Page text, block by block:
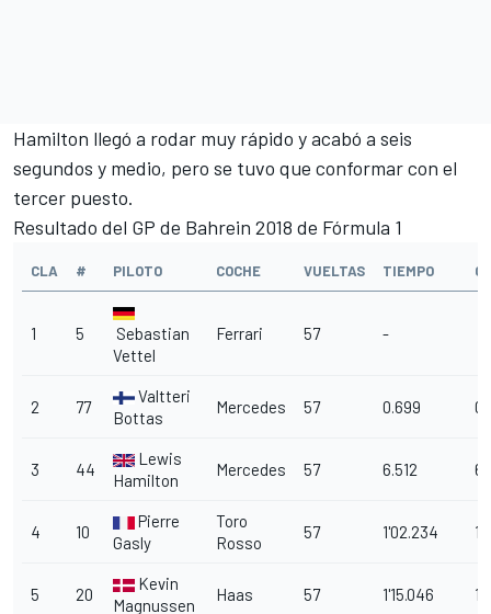
Hamilton llegó a rodar muy rápido y acabó a seis
segundos y medio, pero se tuvo que conformar con el
tercer puesto.
Resultado del GP de Bahrein 2018 de Fórmula 1
CLA # PILOTO COCHE VUELTAS TIEMPO
1 5
Sebastian
Vettel
Ferrari 57 -
2 77
Valtteri
Bottas
Mercedes 57 0.699
3 44
Lewis
Hamilton
Mercedes 57 6.512
4 10
Pierre
Gasly
Toro
Rosso
57 1'02.234
5 20
Kevin
Magnussen
Haas 57 1'15.046